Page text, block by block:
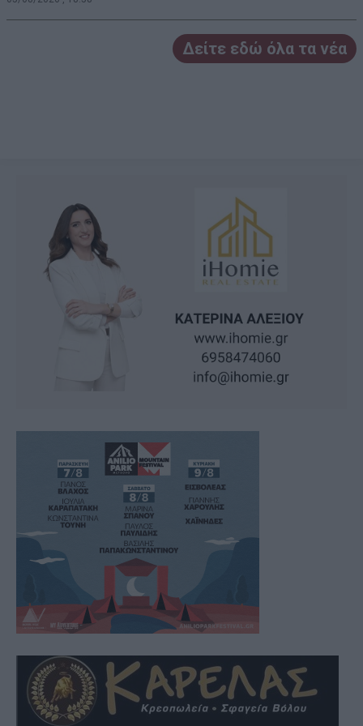
Δείτε εδώ όλα τα νέα